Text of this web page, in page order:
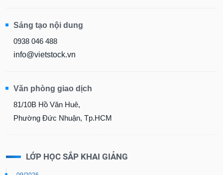
Sáng tạo nội dung
0938 046 488
info@vietstock.vn
Văn phòng giao dịch
81/10B Hồ Văn Huê,
Phường Đức Nhuận, Tp.HCM
LỚP HỌC SẮP KHAI GIẢNG